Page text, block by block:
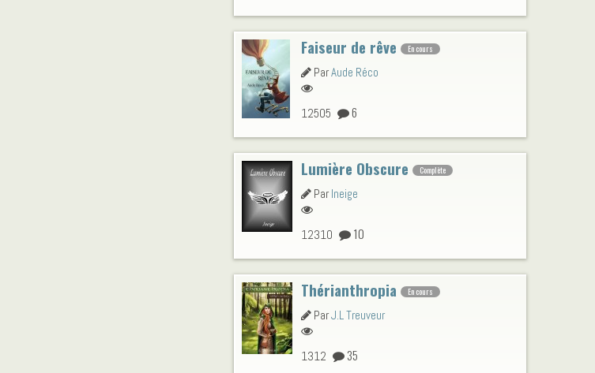
Faiseur de rêve En cours
ParAude Réco
12505 6
Lumière Obscure Complète
ParIneige
12310 10
Thérianthropia En cours
ParJ.L Treuveur
1312 35